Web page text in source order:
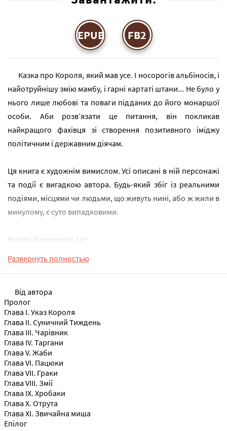
EPUB FB2
Казка про Короля, який мав усе. І носорогів альбіносів, і
найотруйнішу змію мамбу, і гарні картаті штани... Не було у
нього лише любові та поваги підданих до його монаршої
особи. Аби розв’язати це питання, він покликав
найкращого фахівця зі створення позитивного іміджу
політичним і державним діячам.
Ця книга є художнім вимислом. Усі описані в ній персонажі
та події є вигадкою автора. Будь-який збіг із реальними
подіями, місцями чи людьми, що живуть нині, або ж жили в
минулому, є суто випадковими.
Вікові обмеження: 12+
ISBN 9781005169480
Развернуть полностью
Від автора
Пролог
Глава I. Указ Короля
Глава II. Суничний Тиждень
Глава III. Чарівник
Глава IV. Таргани
Глава V. Жаби
Глава VI. Пацюки
Глава VII. Граки
Глава VIII. Змії
Глава IX. Хробаки
Глава X. Отрута
Глава XI. Звичайна миша
Епілог